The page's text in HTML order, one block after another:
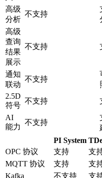
高级
分析
不支持
高级
查询
结果
展示
不支持
通知
联动
不支持
2.5D
符号
不支持
AI
能力
不支持
PI System
OPC 协议
支持
支
MQTT 协议
支持
支
Kafka
不支持
支